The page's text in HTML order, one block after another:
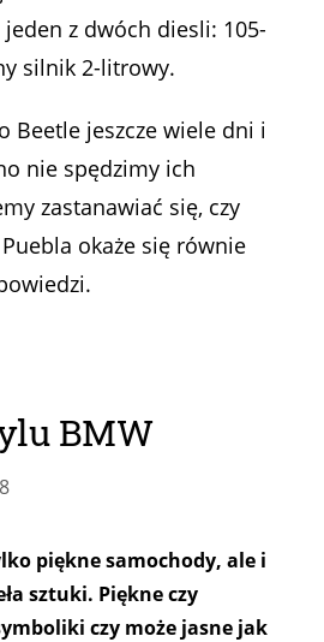
z dwóch diesli: 105-
silnik 2-litrowy.
Beetle jeszcze wiele dni i
nie spędzimy ich
zastanawiać się, czy
okaże się równie
BMW
8
piękne samochody, ale i
sztuki. Piękne czy
czy może jasne jak